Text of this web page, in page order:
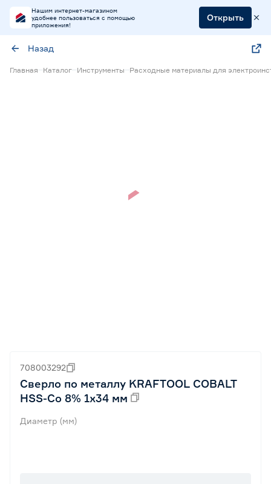
Нашим интернет-магазином
удобнее пользоваться с помощью
приложения!
Открыть
Назад
Главная Каталог Инструменты Расходные материалы для
708003292
Сверло по металлу KRAFTOOL COBALT
HSS-Co 8% 1х34 мм
Диаметр (мм)